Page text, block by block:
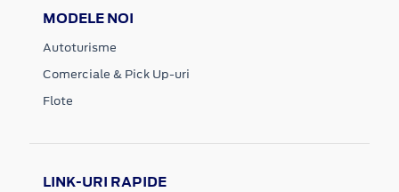
MODELE NOI
Autoturisme
Comerciale & Pick Up-uri
Flote
LINK-URI RAPIDE